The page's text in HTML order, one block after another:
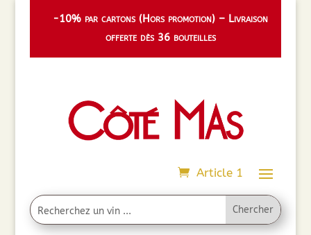
-10% par cartons (Hors promotion) – Livraison
offerte dès 36 bouteilles
Article 1